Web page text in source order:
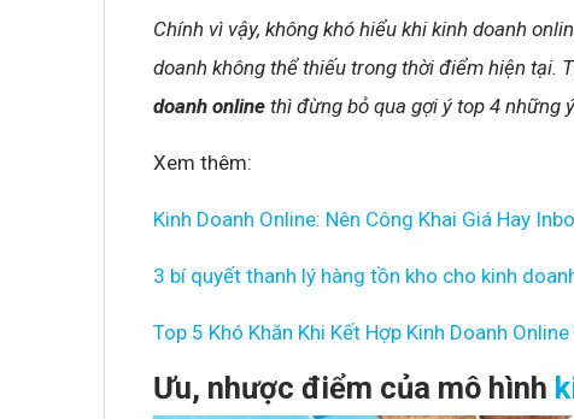
Chính vì vậy, không khó hiểu khi kinh doanh
doanh không thể thiếu trong thời điểm hiện tại.
doanh online thì đừng bỏ qua gợi ý top 4 những
Xem thêm:
Kinh Doanh Online: Nên Công Khai Giá Hay
3 bí quyết thanh lý hàng tồn kho cho kinh
Top 5 Khó Khăn Khi Kết Hợp Kinh Doanh
Ưu, nhược điểm của mô hình